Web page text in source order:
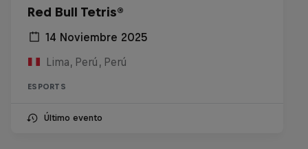
Red Bull Tetris®
14 Noviembre 2025
Lima, Perú, Perú
ESPORTS
Último evento